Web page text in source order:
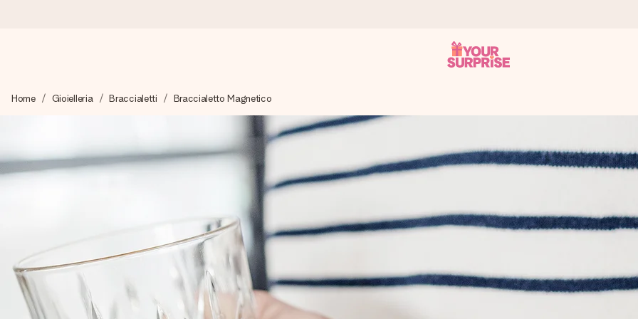
Prepariamo il tuo regalo con attenzione e lo spediamo in un lampo – così potrai consegnarlo al momento giusto, quando conta
4,7 (basato su +15.000 recensioni)
I nostri regali ispirano. I clienti ci valutano 4,7 su Google Reviews.
Biglietto d'auguri gratuito
Realizza qualcosa di unico in pochi passi – con il suo nome, una tua foto o un messaggio che tocchi il cuore. Nessuna
perfetto.
Home Gioielleria Braccialetti Braccialetto Magnetico